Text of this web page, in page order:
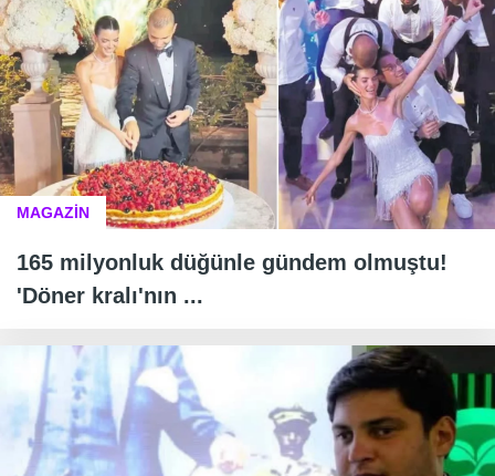
MAGAZİN
165 milyonluk düğünle gündem olmuştu!
'Döner kralı'nın ...